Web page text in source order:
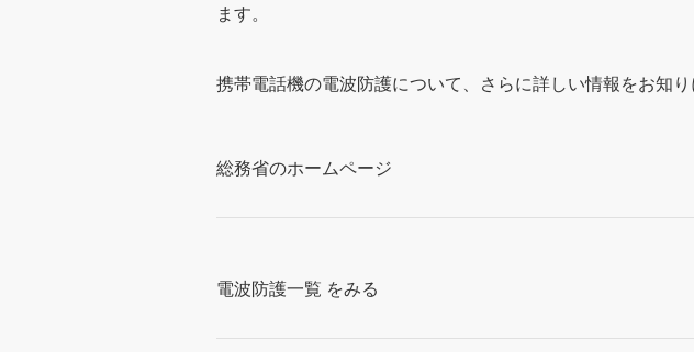
ます。
携帯電話機の電波防護について、さらに詳しい情報をお知
総務省のホームページ
電波防護一覧 をみる